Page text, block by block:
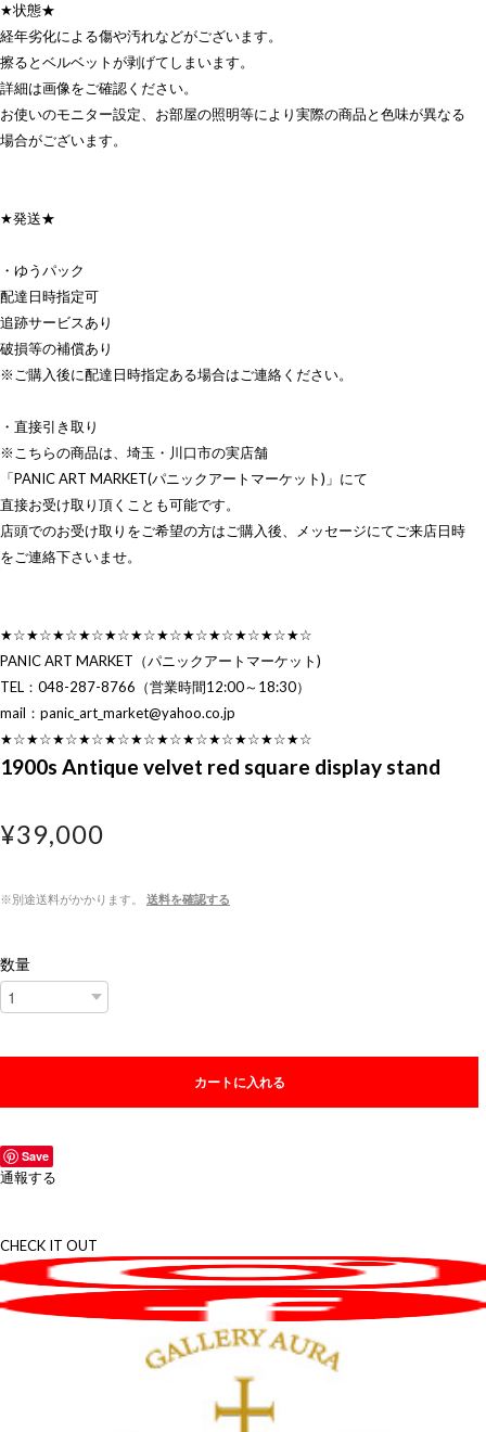
★状態★
経年劣化による傷や汚れなどがございます。
擦るとベルベットが剥げてしまいます。
詳細は画像をご確認ください。
お使いのモニター設定、お部屋の照明等により実際の商品と色味が異なる
場合がございます。
★発送★
・ゆうパック
配達日時指定可
追跡サービスあり
破損等の補償あり
※ご購入後に配達日時指定ある場合はご連絡ください。
・直接引き取り
※こちらの商品は、埼玉・川口市の実店舗
「PANIC ART MARKET(パニックアートマーケット)」にて
直接お受け取り頂くことも可能です。
店頭でのお受け取りをご希望の方はご購入後、メッセージにてご来店日時
をご連絡下さいませ。
★☆★☆★☆★☆★☆★☆★☆★☆★☆★☆★☆★☆
PANIC ART MARKET（パニックアートマーケット)
TEL：048-287-8766（営業時間12:00～18:30）
mail： panic_art_market@yahoo.co.jp
★☆★☆★☆★☆★☆★☆★☆★☆★☆★☆★☆★☆
1900s Antique velvet red square display stand
¥39,000
※別途送料がかかります。 送料を確認する
数量
カートに入れる
Save
通報する
CHECK IT OUT